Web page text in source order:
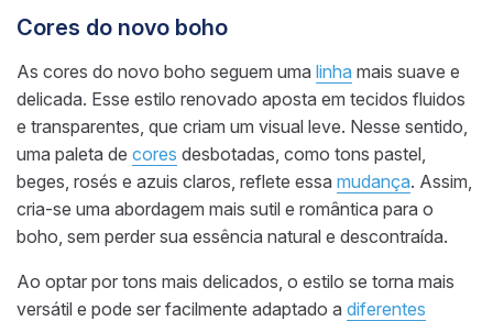
Cores do novo boho
As cores do novo boho seguem uma linha mais suave e
delicada. Esse estilo renovado aposta em tecidos fluidos
e transparentes, que criam um visual leve. Nesse sentido,
uma paleta de cores desbotadas, como tons pastel,
beges, rosés e azuis claros, reflete essa mudança. Assim,
cria-se uma abordagem mais sutil e romântica para o
boho, sem perder sua essência natural e descontraída.
Ao optar por tons mais delicados, o estilo se torna mais
versátil e pode ser facilmente adaptado a diferentes